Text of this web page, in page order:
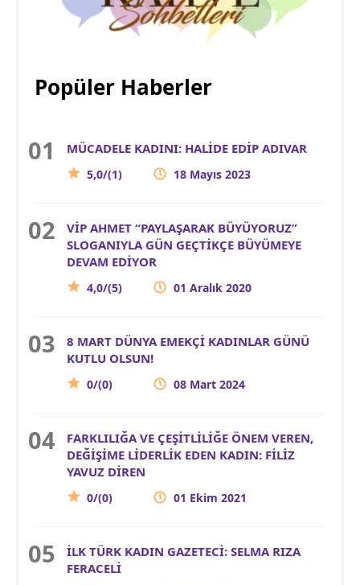
Popüler Haberler
MÜCADELE KADINI: HALİDE EDİP ADIVAR
5,0/(1) 18 Mayıs 2023
VİP AHMET “PAYLAŞARAK BÜYÜYORUZ”
SLOGANIYLA GÜN GEÇTİKÇE BÜYÜMEYE
DEVAM EDİYOR
4,0/(5) 01 Aralık 2020
8 MART DÜNYA EMEKÇİ KADINLAR GÜNÜ
KUTLU OLSUN!
0/(0) 08 Mart 2024
FARKLILIĞA VE ÇEŞİTLİLİĞE ÖNEM VEREN,
DEĞİŞİME LİDERLİK EDEN KADIN: FİLİZ
YAVUZ DİREN
0/(0) 01 Ekim 2021
İLK TÜRK KADIN GAZETECİ: SELMA RIZA
FERACELİ